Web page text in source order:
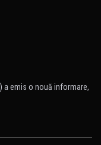
a emis o nouă informare,